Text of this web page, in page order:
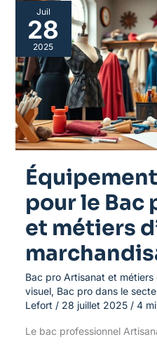
Juil
28
2025
pour le Bac
et métiers
Bac pro Artisanat et
visuel, Bac pro dans le
Lefort / 28 juillet 2025 / 4
Le bac professionnel
Équipements
essentiels
pour
le
Bac
pro
artisanat
et
métiers
d’art
option
marchandisage